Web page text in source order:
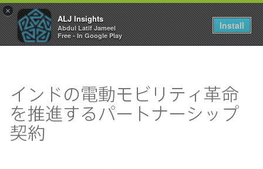
×
ALJ Insights
Abdul Latif Jameel
Free - In Google Play
Install
Toggle
navigation
インドの電動モビリティ革命
を推進するパートナーシップ
契約